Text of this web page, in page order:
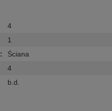
4
1
:
Ściana
4
b.d.